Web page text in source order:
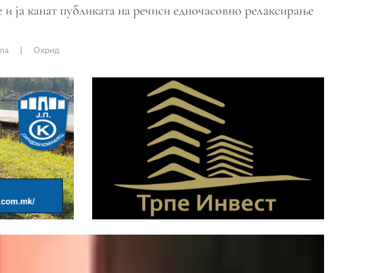
ја канат публиката на речиси едночасовно релаксирање
| Охрид